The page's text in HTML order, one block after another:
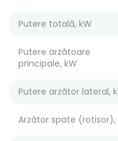
Putere totală, kW
Putere arzătoare
principale, kW
Putere arzător lateral,
Arzător spate (rotisor),